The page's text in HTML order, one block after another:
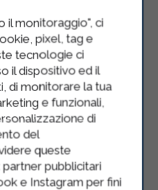
il monitoraggio", ci
pixel, tag e
tecnologie ci
il dispositivo ed il
di monitorare la tua
e funzionali,
di
del
queste
pubblicitari
e Instagram per fini